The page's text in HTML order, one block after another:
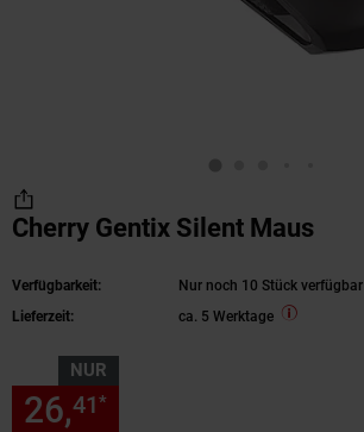
Cherry Gentix Silent Maus
Verfügbarkeit:
Nur noch 10 Stück verfügbar
Lieferzeit:
ca. 5 Werktage
NUR
26,41*